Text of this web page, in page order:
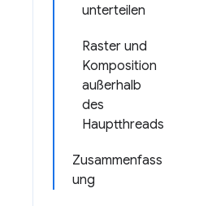
unterteilen
Raster und
Komposition
außerhalb
des
Hauptthreads
Zusammenfass
ung